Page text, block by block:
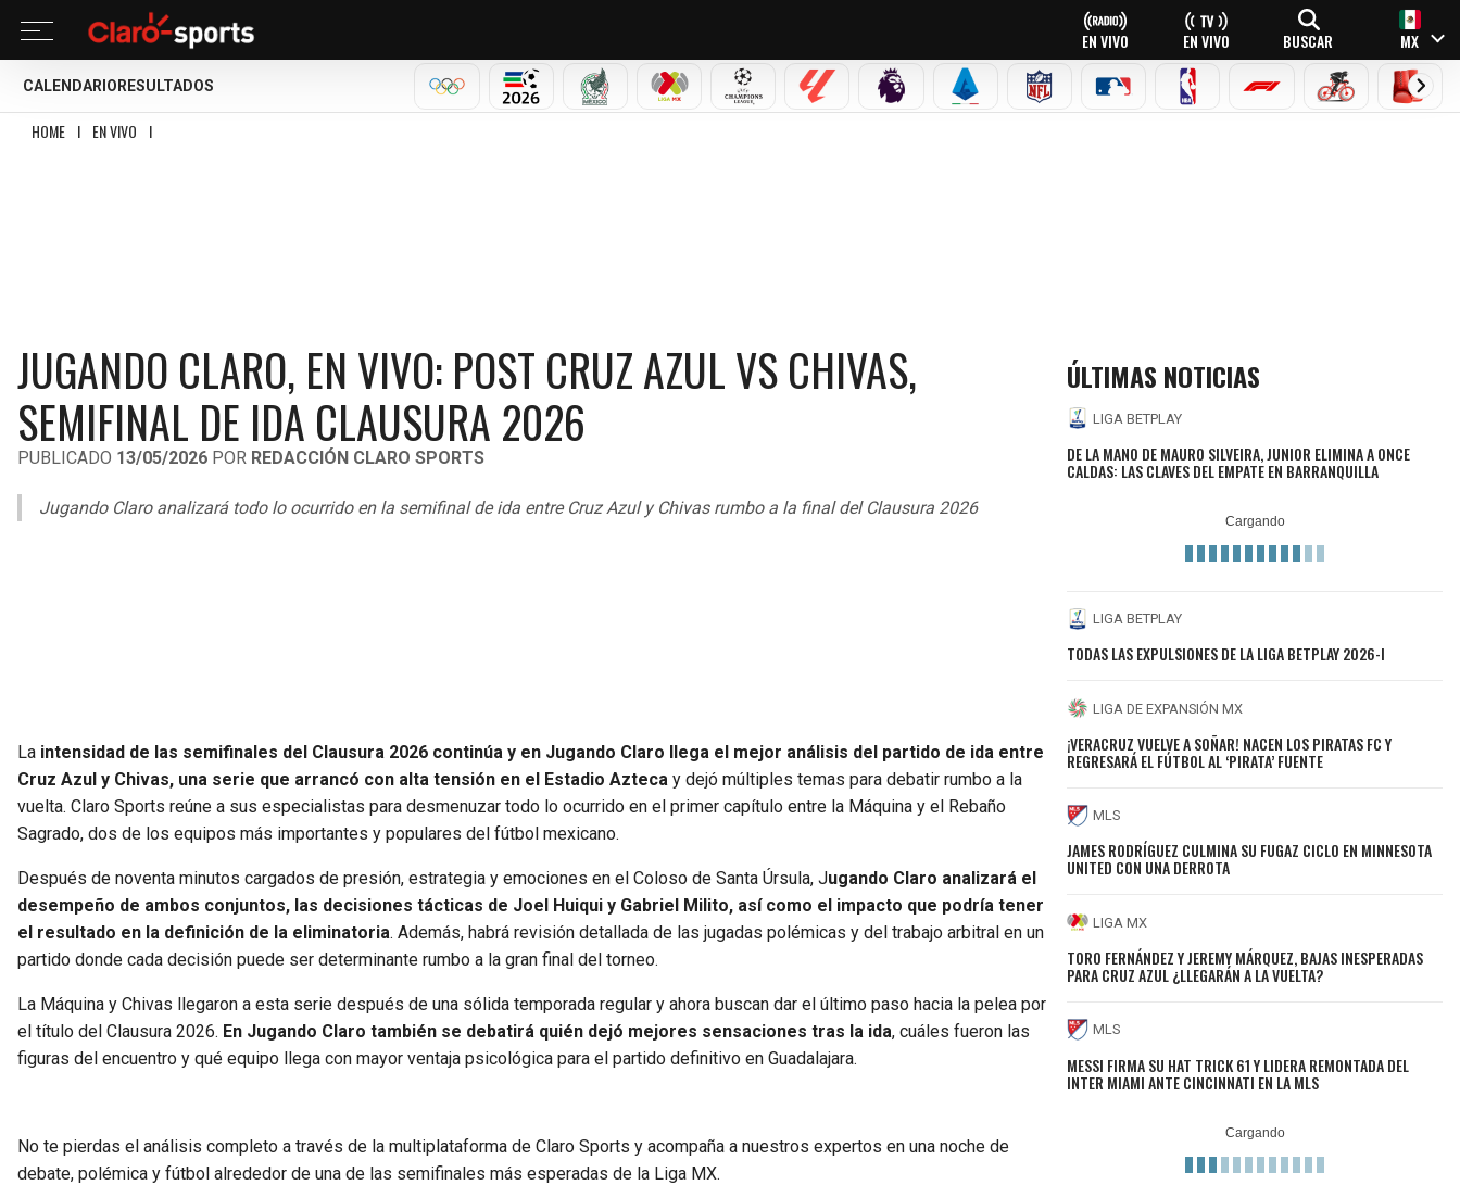
EN VIVO EN VIVO BUSCAR MX
CALENDARIO RESULTADOS
OLÍMPICOSMUNDIAL 2026SELECCIÓN MEXICANA
LIGA MX CHAMPIONS LEAGUE
LALIGA PREMIER LEAGUE
SERIE A NFL MLB NBA FÓRMULA 1CICLISMOBOXEO
HOME I EN VIVO I
JUGANDO CLARO, EN VIVO: POST CRUZ AZUL VS CHIVAS,
SEMIFINAL DE IDA CLAUSURA 2026
PUBLICADO 13/05/2026 POR REDACCIÓN CLARO SPORTS
Jugando Claro analizará todo lo ocurrido en la semifinal de ida entre Cruz Azul y Chivas rumbo a la final del Clausura 2026
La intensidad de las semifinales del Clausura 2026 continúa y en Jugando Claro llega el mejor análisis del partido de ida entre
Cruz Azul y Chivas, una serie que arrancó con alta tensión en el Estadio Azteca y dejó múltiples temas para debatir rumbo a la
vuelta. Claro Sports reúne a sus especialistas para desmenuzar todo lo ocurrido en el primer capítulo entre la Máquina y el Rebaño
Sagrado, dos de los equipos más importantes y populares del fútbol mexicano.
Después de noventa minutos cargados de presión, estrategia y emociones en el Coloso de Santa Úrsula, Jugando Claro analizará el
desempeño de ambos conjuntos, las decisiones tácticas de Joel Huiqui y Gabriel Milito, así como el impacto que podría tener
el resultado en la definición de la eliminatoria. Además, habrá revisión detallada de las jugadas polémicas y del trabajo arbitral en un
partido donde cada decisión puede ser determinante rumbo a la gran final del torneo.
La Máquina y Chivas llegaron a esta serie después de una sólida temporada regular y ahora buscan dar el último paso hacia la pelea por
el título del Clausura 2026. En Jugando Claro también se debatirá quién dejó mejores sensaciones tras la ida, cuáles fueron las
figuras del encuentro y qué equipo llega con mayor ventaja psicológica para el partido definitivo en Guadalajara.
No te pierdas el análisis completo a través de la multiplataforma de Claro Sports y acompaña a nuestros expertos en una noche de
debate, polémica y fútbol alrededor de una de las semifinales más esperadas de la Liga MX.
ÚLTIMAS NOTICIAS
LIGA BETPLAY
DE LA MANO DE MAURO SILVEIRA, JUNIOR ELIMINA A ONCE
CALDAS: LAS CLAVES DEL EMPATE EN BARRANQUILLA
LIGA BETPLAY
TODAS LAS EXPULSIONES DE LA LIGA BETPLAY 2026-I
LIGA DE EXPANSIÓN MX
¡VERACRUZ VUELVE A SOÑAR! NACEN LOS PIRATAS FC Y
REGRESARÁ EL FÚTBOL AL ‘PIRATA’ FUENTE
MLS
JAMES RODRÍGUEZ CULMINA SU FUGAZ CICLO EN MINNESOTA
UNITED CON UNA DERROTA
LIGA MX
TORO FERNÁNDEZ Y JEREMY MÁRQUEZ, BAJAS INESPERADAS
PARA CRUZ AZUL ¿LLEGARÁN A LA VUELTA?
MLS
MESSI FIRMA SU HAT TRICK 61 Y LIDERA REMONTADA DEL
INTER MIAMI ANTE CINCINNATI EN LA MLS